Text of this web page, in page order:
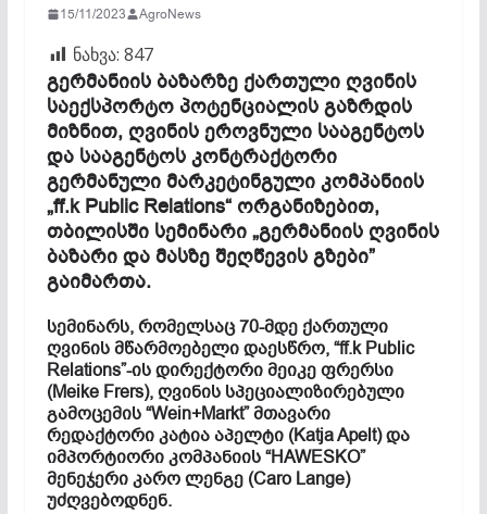
15/11/2023 AgroNews
ნახვა: 847
გერმანიის ბაზარზე ქართული ღვინის
საექსპორტო პოტენციალის გაზრდის
მიზნით, ღვინის ეროვნული სააგენტოს
და სააგენტოს კონტრაქტორი
გერმანული მარკეტინგული კომპანიის
„ff.k Public Relations“ ორგანიზებით,
თბილისში სემინარი „გერმანიის ღვინის
ბაზარი და მასზე შეღწევის გზები”
გაიმართა.
სემინარს, რომელსაც 70-მდე ქართული
ღვინის მწარმოებელი დაესწრო, “ff.k Public
Relations”-ის დირექტორი მეიკე ფრერსი
(Meike Frers), ღვინის სპეციალიზირებული
გამოცემის “Wein+Markt” მთავარი
რედაქტორი კატია აპელტი (Katja Apelt) და
იმპორტიორი კომპანიის “HAWESKO”
მენეჯერი კარო ლენგე (Caro Lange)
უძღვებოდნენ.